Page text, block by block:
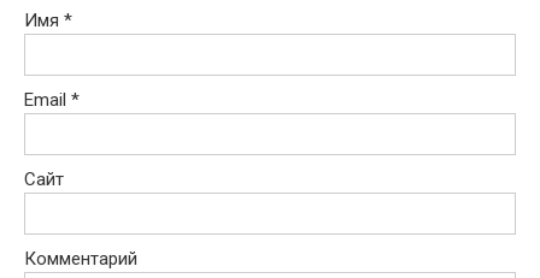
Имя *
Email *
Сайт
Комментарий